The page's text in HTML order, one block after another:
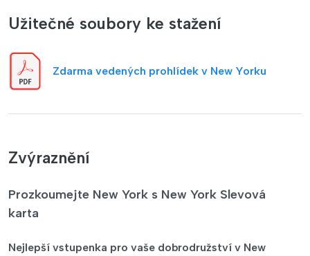
Užitečné soubory ke stažení
Zdarma vedených prohlídek v New Yorku
Zvýraznění
Prozkoumejte New York s New York Slevová
karta
Nejlepší vstupenka pro vaše dobrodružství v New